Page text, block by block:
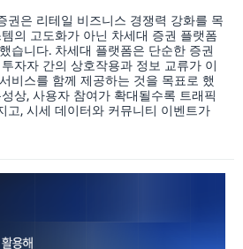
권은 리테일 비즈니스 경쟁력 강화를 목
의 고도화가 아닌 차세대 증권 플랫폼
습니다. 차세대 플랫폼은 단순한 증권
자자 간의 상호작용과 정보 교류가 이
비스를 함께 제공하는 것을 목표로 했
상, 사용자 참여가 확대될수록 트래픽
고, 시세 데이터와 커뮤니티 이벤트가